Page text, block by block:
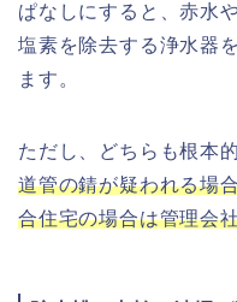
ぱなしにすると、赤水
塩素を除去する浄水器
ます。
ただし、どちらも根本
道管の錆が疑われる場
合住宅の場合は管理会